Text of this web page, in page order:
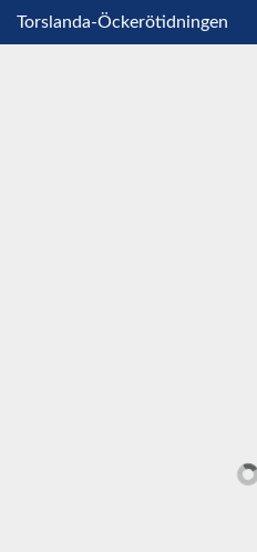
Torslanda-Öckerötidningen